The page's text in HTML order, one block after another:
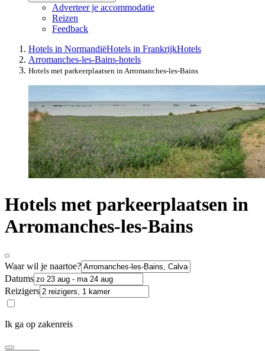
Adverteer je accommodatie
Reizen
Feedback
Hotels in NormandiëHotels in FrankrijkHotels
Arromanches-les-Bains-hotels
Hotels met parkeerplaatsen in Arromanches-les-Bains
Hotels met parkeerplaatsen in
Arromanches-les-Bains
Waar wil je naartoe?
Datums
Reizigers
Ik ga op zakenreis